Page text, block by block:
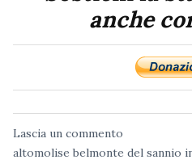
anche
Lascia un commento
altomolise belmonte del sannio